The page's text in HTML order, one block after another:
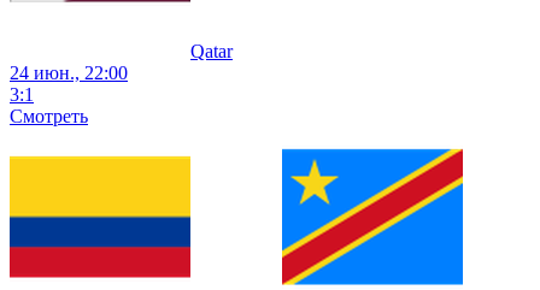
Qatar
24 июн., 22:00
3:1
Смотреть